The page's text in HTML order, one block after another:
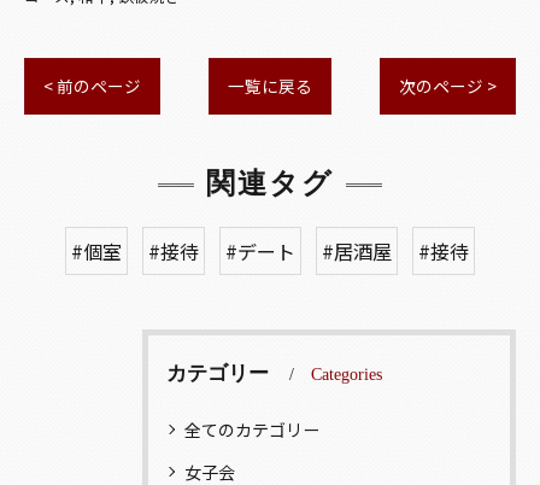
< 前のページ 一覧に戻る 次のページ >
関連タグ
#個室 #接待 #デート #居酒屋 #接待
カテゴリー Categories
全てのカテゴリー
女子会